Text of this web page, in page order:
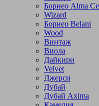
Борнео Alma
Wizard
Борнео Belani
Wood
Винтаж
Виола
Дайкири
Velvet
Джерси
Дубай
Дубай Axima